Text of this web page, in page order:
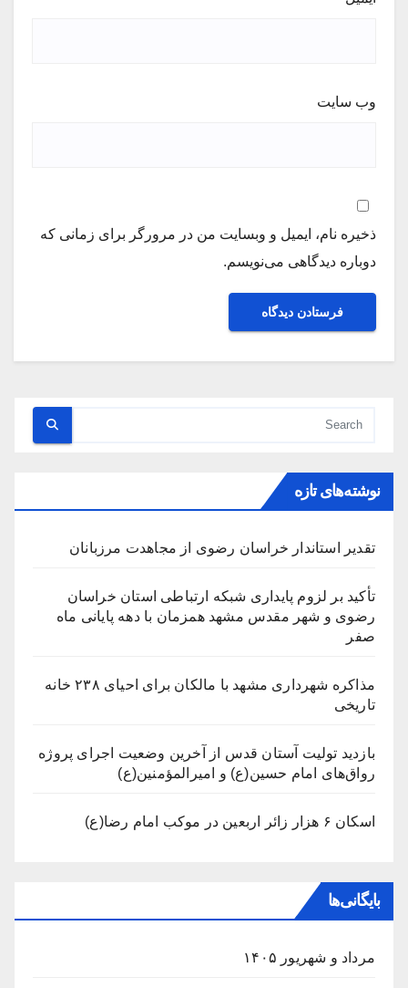
وب‌ سایت
ذخیره نام، ایمیل و وبسایت من در مرورگر برای زمانی که
دوباره دیدگاهی می‌نویسم.
نوشته‌های تازه
تقدیر استاندار خراسان رضوی از مجاهدت مرزبانان
تأکید بر لزوم پایداری شبکه ارتباطی استان خراسان
رضوی و شهر مقدس مشهد همزمان با دهه پایانی ماه
صفر
مذاکره شهرداری مشهد با مالکان برای احیای ۲۳۸ خانه
تاریخی
بازدید تولیت آستان قدس از آخرین وضعیت اجرای پروژه
رواق‌های امام حسین(ع) و امیرالمؤمنین(ع)
اسکان ۶ هزار زائر اربعین در موکب امام رضا(ع)
بایگانی‌ها
مرداد و شهریور ۱۴۰۵